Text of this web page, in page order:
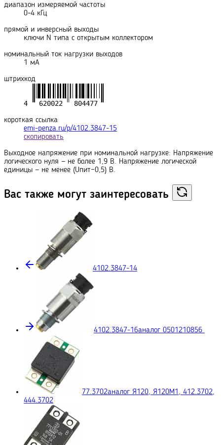
диапазон измеряемой частоты
0-4 кГц
прямой и инверсный выходы
ключи N типа с открытым коллектором
номинальный ток нагрузки выходов
1 мА
штрихкод
короткая ссылка
emi-penza.ru/p/4102.3847-15
скопировать
Выходное напряжение при номинальной нагрузке: Напряжение
логического нуля — не более 1,9 В. Напряжение логической
единицы — не менее (Uпит−0,5) В.
Вас также могут заинтересовать
4102.3847-14
4102.3847-16аналог 0501210856
77.3702аналог Я120, Я120М1, 412.3702,
444.3702